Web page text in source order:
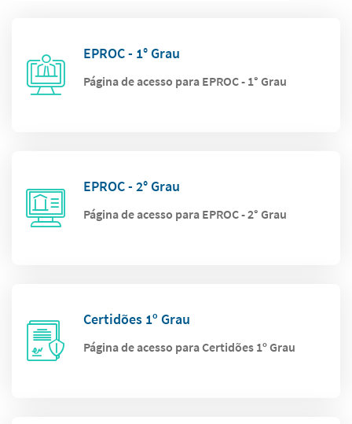
EPROC - 1° Grau
Página de acesso para EPROC - 1° Grau
EPROC - 2° Grau
Página de acesso para EPROC - 2° Grau
Certidões 1º Grau
Página de acesso para Certidões 1º Grau